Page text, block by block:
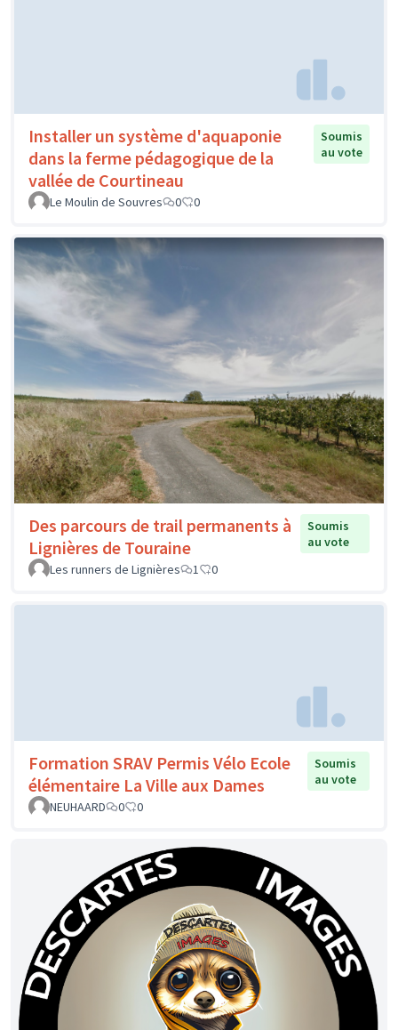
Installer un système d'aquaponie
dans la ferme pédagogique de la
vallée de Courtineau
Soumis
au vote
Le Moulin de Souvres 0 0
Des parcours de trail permanents à
Lignières de Touraine
Soumis
au vote
Les runners de Lignières
1 0
Formation SRAV Permis Vélo Ecole
élémentaire La Ville aux Dames
Soumis
au vote
NEUHAARD
0 0